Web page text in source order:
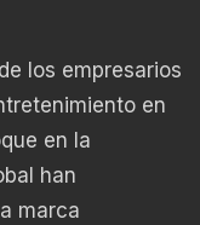
los empresarios
en
en la
han
marca